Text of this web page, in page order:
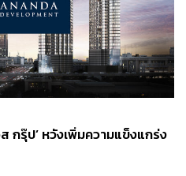
กรุ๊ป’ หวังเพิ่มความแข็งแกร่ง